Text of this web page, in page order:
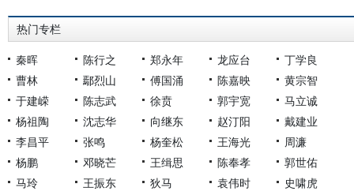
热门专栏
秦晖 陈行之 郑永年 龙应台
丁学良
曹林
鄢烈山 傅国涌 陈嘉映
黄宗智
于建嵘
陈志武 徐贲 郭宇宽
马立诚
杨祖陶
沈志华 向继东 赵汀阳
戴建业
李昌平
张鸣 杨奎松 王海光
周濂
杨鹏
邓晓芒 王缉思 陈奉孝
郭世佑
马玲
王振东 狄马 袁伟时
史啸虎